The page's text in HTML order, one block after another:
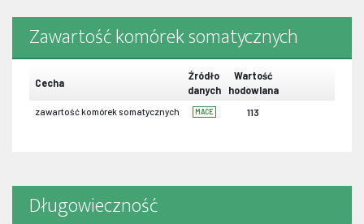
Zawartość komórek somatycznych
Cecha
Źródło
danych
Wartość
hodowlana
zawartość komórek somatycznych MACE 113
Długowieczność